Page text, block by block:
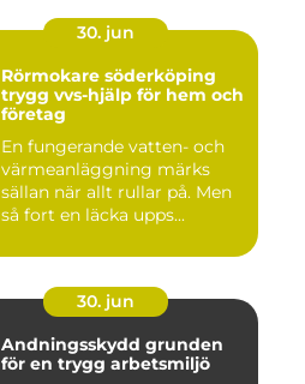
30. jun
Rörmokare söderköping
trygg vvs-hjälp för hem och
företag
En fungerande vatten- och
värmeanläggning märks
sällan när allt rullar på. Men
så fort en läcka upps...
30. jun
Andningsskydd grunden
för en trygg arbetsmiljö